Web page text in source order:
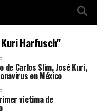
Harfusch"
de Carlos Slim, José Kuri,
en México
víctima de